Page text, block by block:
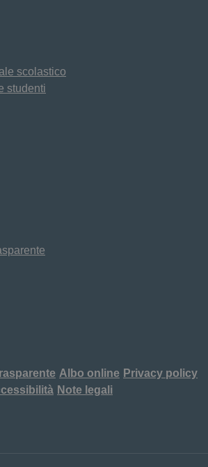
scolastico
studenti
Albo online Privacy policy
Note legali